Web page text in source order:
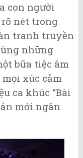
con người
rõ nét trong
tranh truyền
những
bữa tiệc âm
xúc cảm
ca khúc “Bài
mới ngân